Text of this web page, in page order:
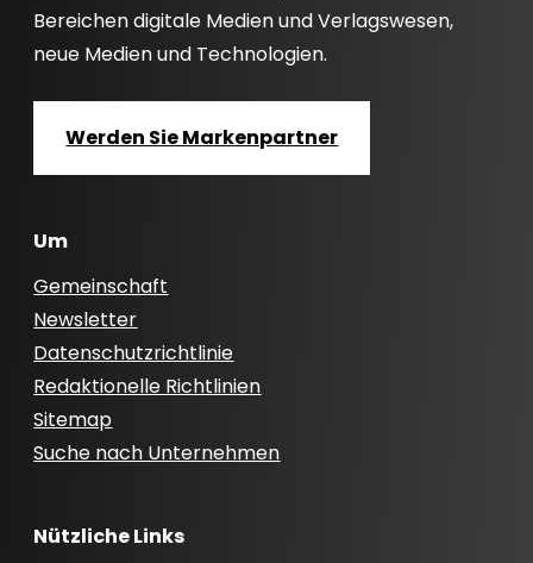
Bereichen digitale Medien und Verlagswesen,
neue Medien und Technologien.
Werden Sie Markenpartner
Um
Gemeinschaft
Newsletter
Datenschutzrichtlinie
Redaktionelle Richtlinien
Sitemap
Suche nach Unternehmen
Nützliche Links